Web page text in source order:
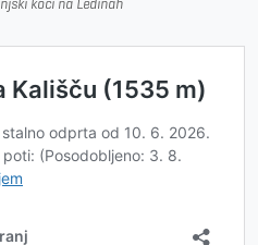
koči na Ledinah